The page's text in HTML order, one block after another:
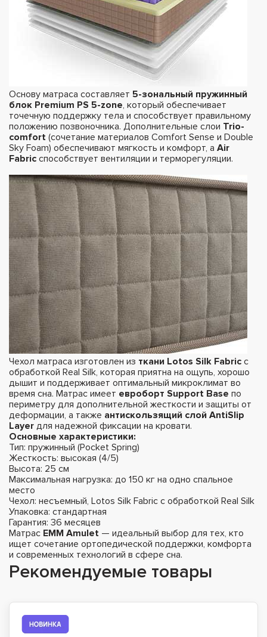
Основу матраса составляет 5-зональный пружинный
блок Premium PS 5-zone, который обеспечивает
точечную поддержку тела и способствует правильному
положению позвоночника. Дополнительные слои Trio-
comfort (сочетание материалов Comfort Sense и Double
Sky Foam) обеспечивают мягкость и комфорт, а Air
Fabric способствует вентиляции и терморегуляции.
Чехол матраса изготовлен из ткани Lotos Silk Fabric с
обработкой Real Silk, которая приятна на ощупь, хорошо
дышит и поддерживает оптимальный микроклимат во
время сна. Матрас имеет евроборт Support Base по
периметру для дополнительной жесткости и защиты от
деформации, а также антискользящий слой AntiSlip
Layer для надежной фиксации на кровати.
Основные характеристики:
Тип: пружинный (Pocket Spring)
Жесткость: высокая (4/5)
Высота: 25 см
Максимальная нагрузка: до 150 кг на одно спальное
место
Чехол: несъемный, Lotos Silk Fabric с обработкой Real Silk
Упаковка: стандартная
Гарантия: 36 месяцев
Матрас EMM Amulet — идеальный выбор для тех, кто
ищет сочетание ортопедической поддержки, комфорта
и современных технологий в сфере сна.
Рекомендуемые товары